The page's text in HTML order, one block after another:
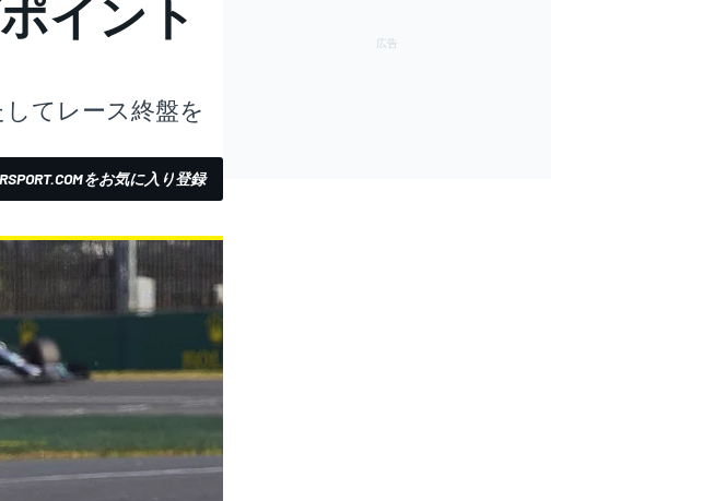
イント
てレース終盤を
をお気に入り登録